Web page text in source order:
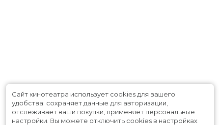
Сайт кинотеатра использует cookies для вашего
удобства: сохраняет данные для авторизации,
отслеживает ваши покупки, применяет персональные
настройки. Вы можете отключить cookies в настройках